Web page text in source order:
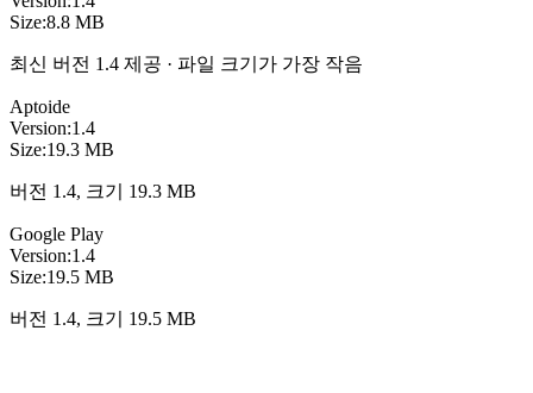
Size:8.8 MB
최신 버전 1.4 제공 · 파일 크기가 가장 작음
Aptoide
Version:1.4
Size:19.3 MB
버전 1.4, 크기 19.3 MB
Google Play
Version:1.4
Size:19.5 MB
버전 1.4, 크기 19.5 MB